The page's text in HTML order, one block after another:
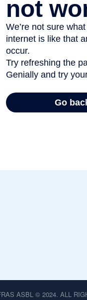
ASBL © 2024. ALL